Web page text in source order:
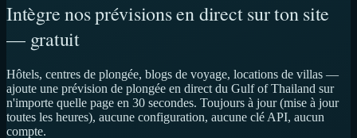
Intègre nos prévisions en direct sur ton site
— gratuit
Hôtels, centres de plongée, blogs de voyage, locations de villas —
ajoute une prévision de plongée en direct du Gulf of Thailand sur
n'importe quelle page en 30 secondes. Toujours à jour (mise à jour
toutes les heures), aucune configuration, aucune clé API, aucun
compte.